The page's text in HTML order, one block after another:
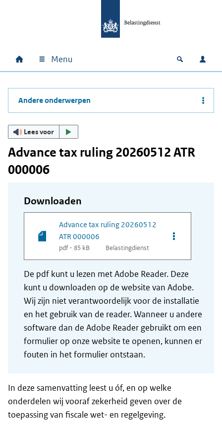
Hoofdnavigatie
Home Menu Open
Andere onderwerpen
Lees voor
Advance tax ruling 20260512 ATR
000006
Downloaden
Advance tax ruling 20260512
ATR 000006
pdf - 85 kB Belastingdienst
Opties van
De pdf kunt u lezen met Adobe Reader. Deze
kunt u downloaden op de website van Adobe.
Wij zijn niet verantwoordelijk voor de installatie
en het gebruik van de reader. Wanneer u andere
software dan de Adobe Reader gebruikt om een
formulier op onze website te openen, kunnen er
fouten in het formulier ontstaan.
In deze samenvatting leest u óf, en op welke
onderdelen wij vooraf zekerheid geven over de
toepassing van fiscale wet- en regelgeving.